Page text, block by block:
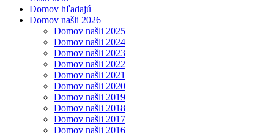
Domov hľadajú
Domov našli 2026
Domov našli 2025
Domov našli 2024
Domov našli 2023
Domov našli 2022
Domov našli 2021
Domov našli 2020
Domov našli 2019
Domov našli 2018
Domov našli 2017
Domov našli 2016